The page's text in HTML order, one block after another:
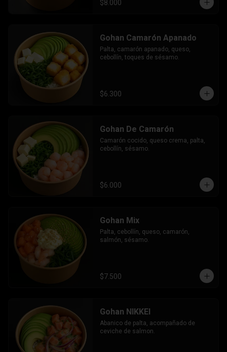
$8.000
Gohan Camarón Apanado
Palta, camarón apanado, queso,
cebollín, toques de sésamo.
$6.300
Gohan De Camarón
Camarón cocido, queso crema, palta,
cebollín, sésamo.
$6.000
Gohan Mix
Palta, cebollín, queso, camarón,
salmón, sésamo.
$7.500
Gohan NIKKEI
Abanico de palta, acompañado de
ceviche de salmon.